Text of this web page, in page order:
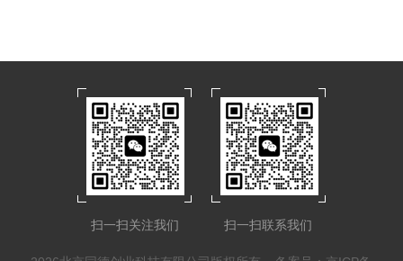
扫一扫关注我们 扫一扫联系我们